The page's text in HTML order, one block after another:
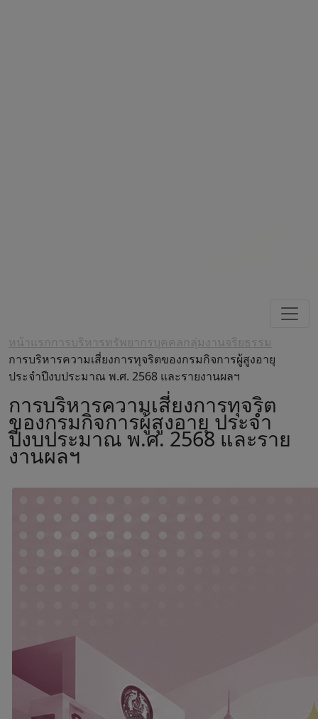
หน้าแรกการบริหารทรัพยากรบุคคลกลุ่มงานจริยธรรม
การบริหารความเสี่ยงการทุจริตของกรมกิจการผู้สูงอายุ
ประจำปีงบประมาณ พ.ศ. 2568 และรายงานผลฯ
การบริหารความเสี่ยงการทุจริต
ของกรมกิจการผู้สูงอายุ ประจำ
ปีงบประมาณ พ.ศ. 2568 และราย
งานผลฯ